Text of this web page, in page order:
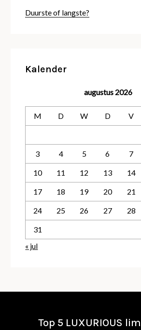
Duurste of langste?
Kalender
augustus 2026
M D W D V
3 4 5 6 7
10 11 12 13 14
17 18 19 20 21
24 25 26 27 28
31
« jul
Top 5 LUXURIOUS